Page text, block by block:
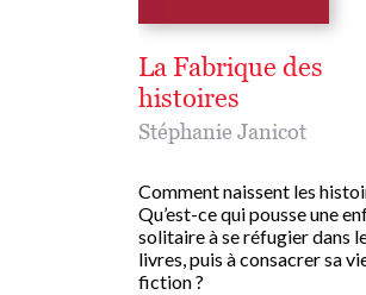
La Fabrique des
histoires
Stéphanie Janicot
Comment naissent les
Qu’est-ce qui pousse une
solitaire à se réfugier dans
livres, puis à consacrer sa
fiction ?